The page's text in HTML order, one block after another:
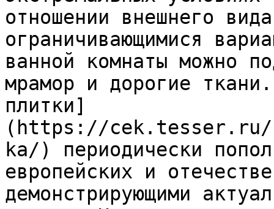
отношении внешнего
ограничивающимися
ванной комнаты можно
мрамор и дорогие
плитки]
(https://cek.tesser.ru/
ka/) периодически
европейских и
демонстрирующими